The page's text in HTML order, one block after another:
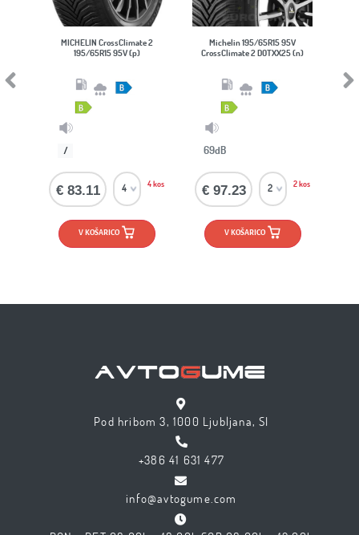
MICHELIN CrossClimate 2
195/65R15 95V (p)
€ 83.11 4 kos
V KOŠARICO
Michelin 195/65R15 95V
CrossClimate 2 DOTXX25 (n)
€ 97.23 2 kos
V KOŠARICO
Previous Next
Pod hribom 3, 1000 Ljubljana, SI
+386 41 631 477
info@avtogume.com